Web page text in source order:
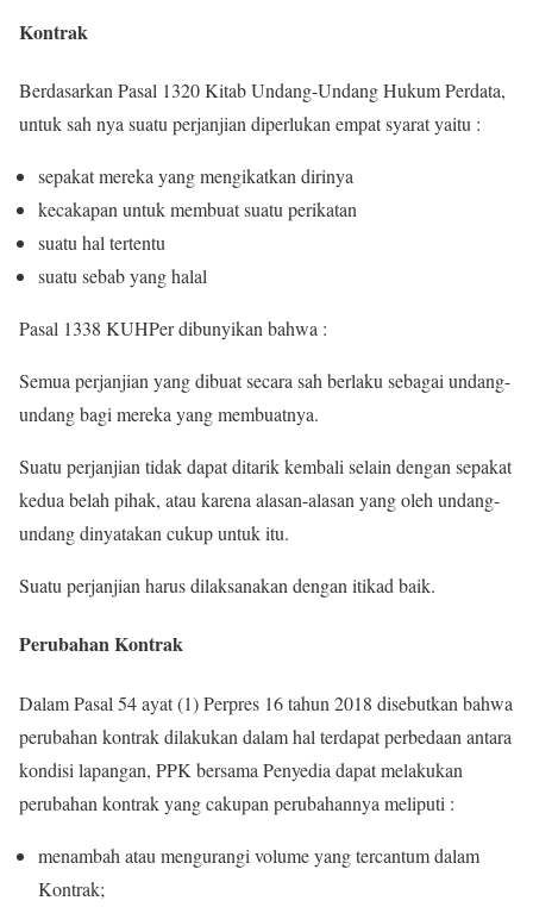
Kontrak
Berdasarkan Pasal 1320 Kitab Undang-Undang Hukum Perdata,
untuk sah nya suatu perjanjian diperlukan empat syarat yaitu :
sepakat mereka yang mengikatkan dirinya
kecakapan untuk membuat suatu perikatan
suatu hal tertentu
suatu sebab yang halal
Pasal 1338 KUHPer dibunyikan bahwa :
Semua perjanjian yang dibuat secara sah berlaku sebagai undang-
undang bagi mereka yang membuatnya.
Suatu perjanjian tidak dapat ditarik kembali selain dengan sepakat
kedua belah pihak, atau karena alasan-alasan yang oleh undang-
undang dinyatakan cukup untuk itu.
Suatu perjanjian harus dilaksanakan dengan itikad baik.
Perubahan Kontrak
Dalam Pasal 54 ayat (1) Perpres 16 tahun 2018 disebutkan bahwa
perubahan kontrak dilakukan dalam hal terdapat perbedaan antara
kondisi lapangan, PPK bersama Penyedia dapat melakukan
perubahan kontrak yang cakupan perubahannya meliputi :
menambah atau mengurangi volume yang tercantum dalam
Kontrak;